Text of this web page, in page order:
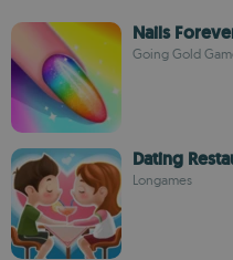
Nails
Going Gold
Dating
Longames